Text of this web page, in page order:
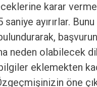
karar
saniye ayırırlar.
neden olabilecek
bilgiler eklemekten
öne